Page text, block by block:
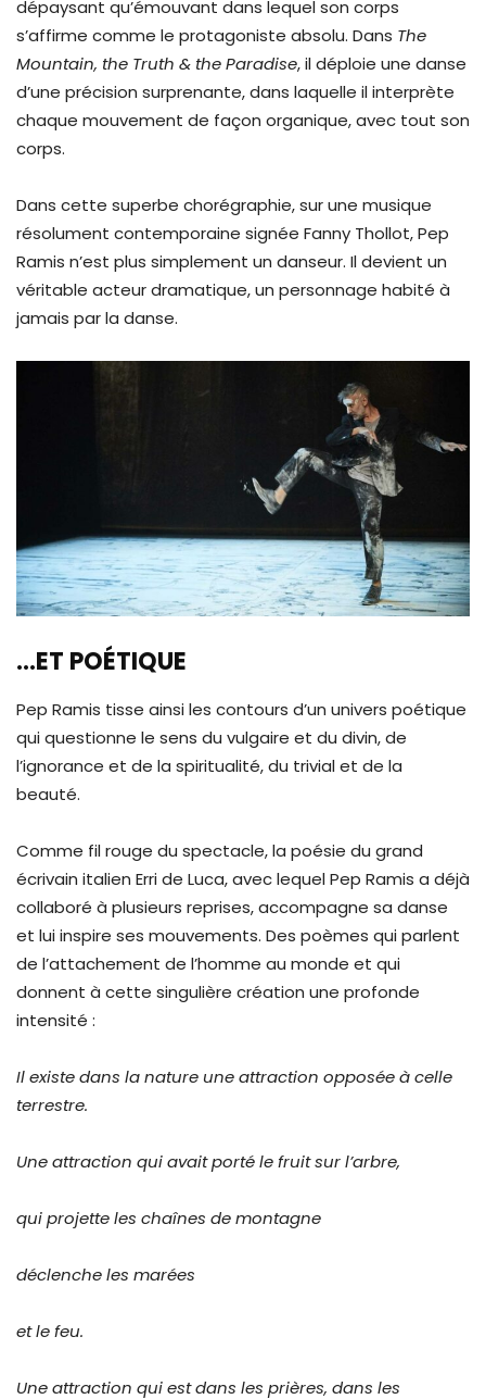
dépaysant qu’émouvant dans lequel son corps
s’affirme comme le protagoniste absolu. Dans The
Mountain, the Truth & the Paradise, il déploie une danse
d’une précision surprenante, dans laquelle il interprète
chaque mouvement de façon organique, avec tout son
corps.
Dans cette superbe chorégraphie, sur une musique
résolument contemporaine signée Fanny Thollot, Pep
Ramis n’est plus simplement un danseur. Il devient un
véritable acteur dramatique, un personnage habité à
jamais par la danse.
…ET POÉTIQUE
Pep Ramis tisse ainsi les contours d’un univers poétique
qui questionne le sens du vulgaire et du divin, de
l’ignorance et de la spiritualité, du trivial et de la
beauté.
Comme fil rouge du spectacle, la poésie du grand
écrivain italien Erri de Luca, avec lequel Pep Ramis a déjà
collaboré à plusieurs reprises, accompagne sa danse
et lui inspire ses mouvements. Des poèmes qui parlent
de l’attachement de l’homme au monde et qui
donnent à cette singulière création une profonde
intensité :
Il existe dans la nature une attraction opposée à celle
terrestre.
Une attraction qui avait porté le fruit sur l’arbre,
qui projette les chaînes de montagne
déclenche les marées
et le feu.
Une attraction qui est dans les prières, dans les